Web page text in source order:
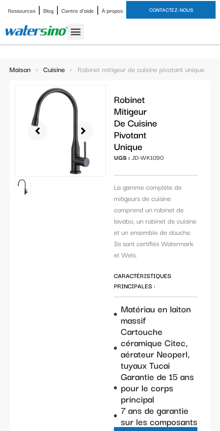
Ressources Blog Centre d'aide À propos CONTACTEZ-NOUS
Maison > Cuisine > Robinet mitigeur de cuisine pivotant unique
Robinet
Mitigeur
De Cuisine
Pivotant
Unique
UGS : JD-WK1090
La gamme complète de
mitigeurs de cuisine
comprend un robinet de
lavabo, un robinet de cuisine
et un ensemble de douche.
Ils sont certifiés Watermark
et Wels.
CARACTÉRISTIQUES
PRINCIPALES :
Matériau en laiton
massif
Cartouche
céramique Citec,
aérateur Neoperl,
tuyaux Tucai
Garantie de 15 ans
pour le corps
principal
7 ans de garantie
sur les composants